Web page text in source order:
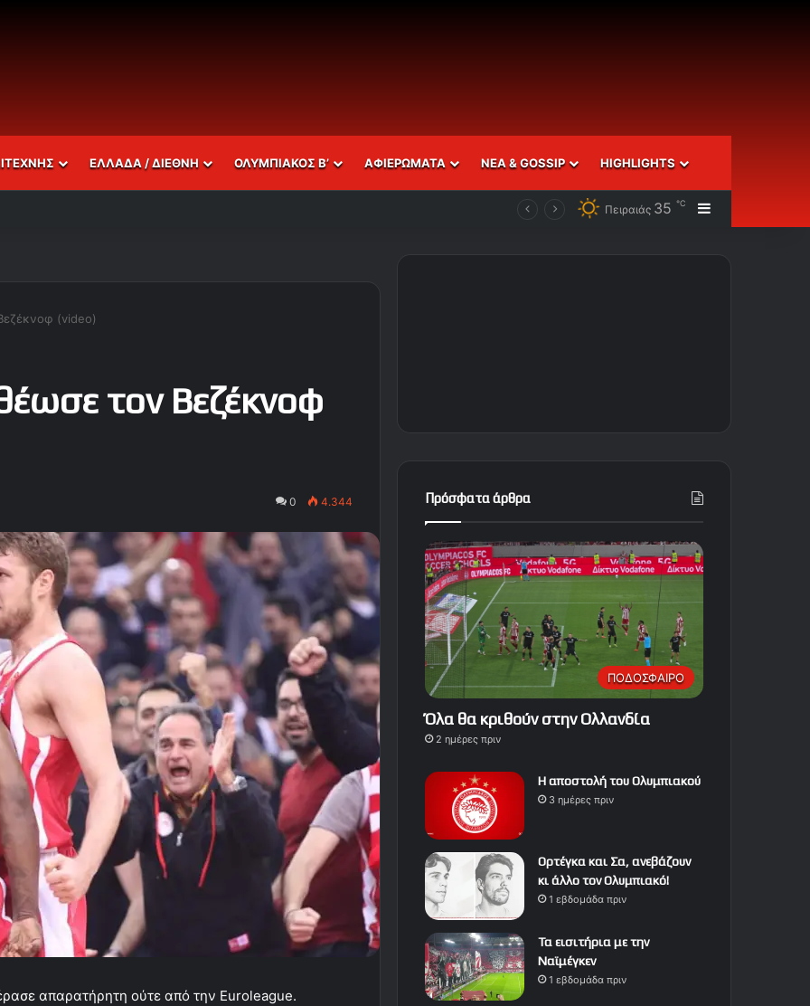
ΕΛΛΑΔΑ / ΔΙΕΘΝΗ ΟΛΥΜΠΙΑΚΟΣ Β’ ΑΦΙΕΡΩΜΑΤΑ ΝΕΑ & GOSSIP HIGHLIGHTS
Πειραιάς 35 ℃ Sidebar
(video)
τον Βεζέκνοφ
0 4.344
απαρατήρητη ούτε από την Euroleague.
Πρόσφατα άρθρα
ΠΟΔΟΣΦΑΙΡΟ
Όλα θα κριθούν στην Ολλανδία
2 ημέρες πριν
Η αποστολή του Ολυμπιακού
3 ημέρες πριν
Ορτέγκα και Σα, ανεβάζουν
κι άλλο τον Ολυμπιακό!
1 εβδομάδα πριν
Τα εισιτήρια με την
Ναϊμέγκεν
1 εβδομάδα πριν